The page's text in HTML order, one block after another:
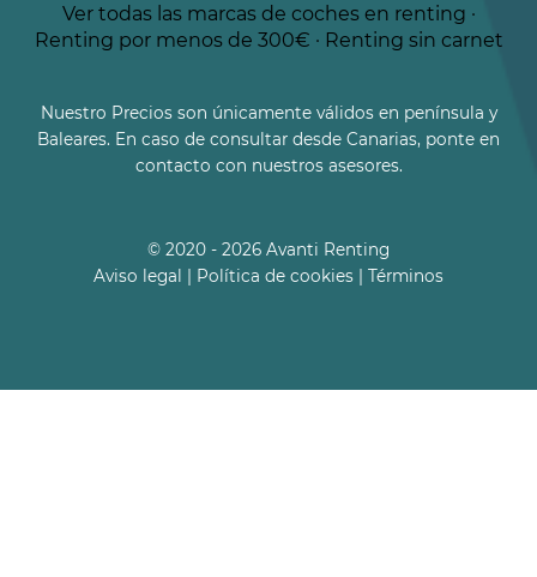
Ver todas las marcas de coches en renting ·
Renting por menos de 300€ · Renting sin carnet
Nuestro Precios son únicamente válidos en península y
Baleares. En caso de consultar desde Canarias, ponte en
contacto con nuestros asesores.
© 2020 - 2026 Avanti Renting
Aviso legal
Política de cookies Términos